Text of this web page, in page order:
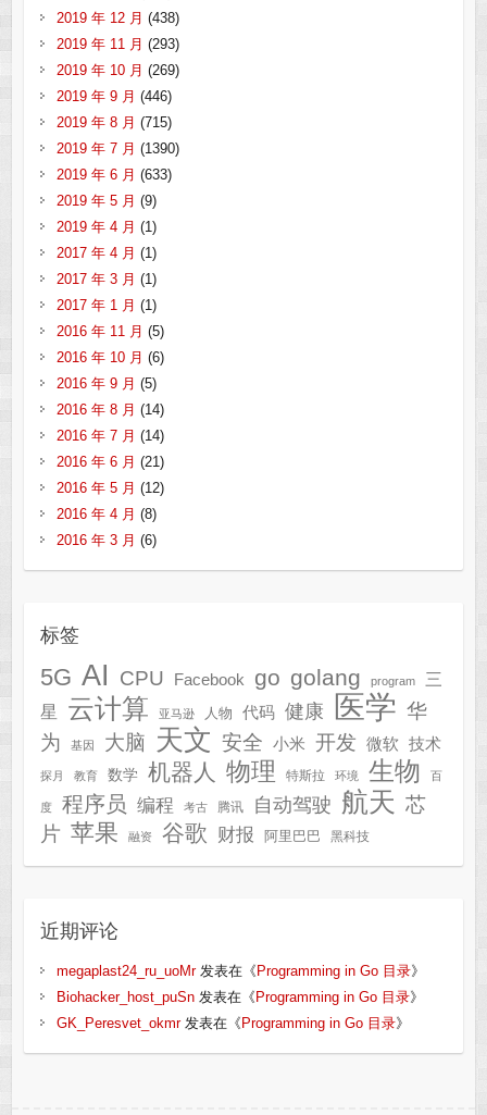
2019 年 12 月 (438)
2019 年 11 月 (293)
2019 年 10 月 (269)
2019 年 9 月 (446)
2019 年 8 月 (715)
2019 年 7 月 (1390)
2019 年 6 月 (633)
2019 年 5 月 (9)
2019 年 4 月 (1)
2017 年 4 月 (1)
2017 年 3 月 (1)
2017 年 1 月 (1)
2016 年 11 月 (5)
2016 年 10 月 (6)
2016 年 9 月 (5)
2016 年 8 月 (14)
2016 年 7 月 (14)
2016 年 6 月 (21)
2016 年 5 月 (12)
2016 年 4 月 (8)
2016 年 3 月 (6)
标签
5G AI CPU Facebook go golang program
三
星
云计算 亚马逊 人物 代码 健康 医学 华
为
基因 大脑 天文 安全 小米 开发 微软 技术
探月 教育 数学 机器人 物理 特斯拉 环境 生物 百
度 程序员 编程 考古 腾讯 自动驾驶 航天 芯
片 苹果 融资 谷歌 财报 阿里巴巴 黑科技
近期评论
megaplast24_ru_uoMr发表在《 Programming in Go 目录》
Biohacker_host_puSn发表在《 Programming in Go 目录》
GK_Peresvet_okmr发表在《 Programming in Go 目录》